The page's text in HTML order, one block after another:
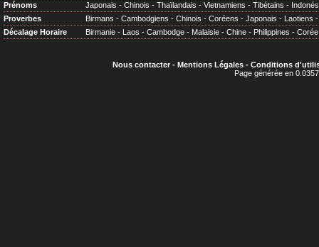
Prénoms
Japonais - Chinois - Thaïlandais - Vietnamiens - Tibétains -
Proverbes
Birmans - Cambodgiens - Chinois - Coréens - Japonais - Laotiens
Décalage Horaire
Birmanie - Laos - Cambodge - Malaisie - Chine - Philippines - Corée
Nous contacter- Mentions Légales- Conditions
Page générée en